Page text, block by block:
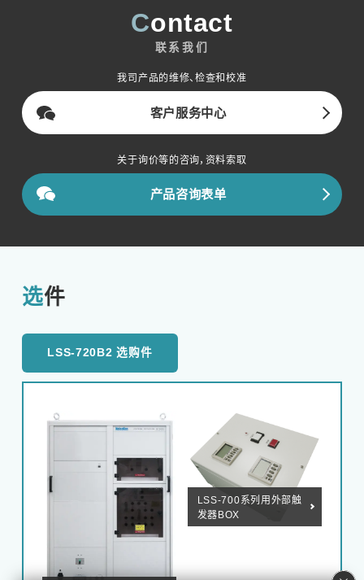
Contact
联系我们
我司产品的维修、检查和校准
客户服务中心
关于询价等的咨询，资料索取
产品咨询表单
选件
LSS-720B2 选购件
LSS-700系列用外部触
发器BOX